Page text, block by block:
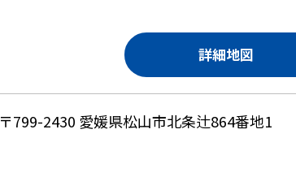
詳細地図
〒799-2430 愛媛県松山市北条辻864番地1